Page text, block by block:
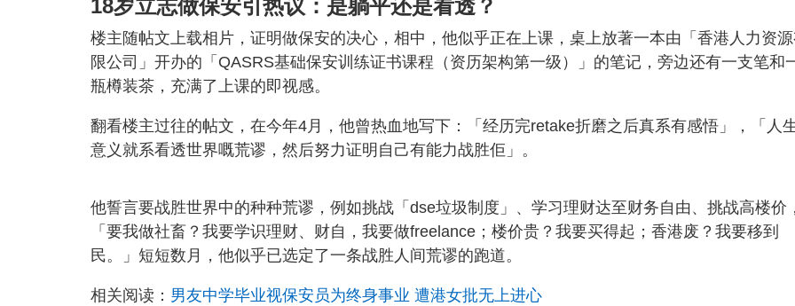
18岁立志做保安引热议：是躺平还是看透？
楼主随帖文上载相片，证明做保安的决心，相中，他似乎正在上课，桌上放著一本由「香港人力资
限公司」开办的「QASRS基础保安训练证书课程（资历架构第一级）」的笔记，旁边还有一支笔和
瓶樽装茶，充满了上课的即视感。
翻看楼主过往的帖文，在今年4月，他曾热血地写下：「经历完retake折磨之后真系有感悟」，「人
意义就系看透世界嘅荒谬，然后努力证明自己有能力战胜佢」。
他誓言要战胜世界中的种种荒谬，例如挑战「dse垃圾制度」、学习理财达至财务自由、挑战高楼价
「要我做社畜？我要学识理财、财自，我要做freelance；楼价贵？我要买得起；香港废？我要移到
民。」短短数月，他似乎已选定了一条战胜人间荒谬的跑道。
相关阅读： 男友中学毕业视保安员为终身事业 遭港女批无上进心